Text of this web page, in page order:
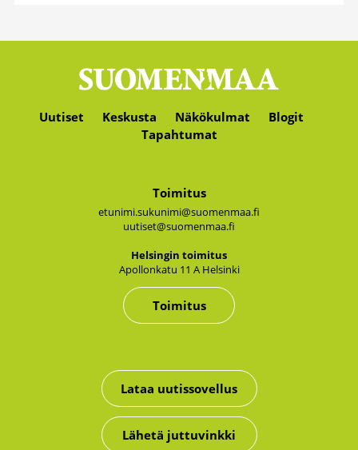
Uutiset Keskusta Näkökulmat
Blogit
Tapahtumat
Toimitus
etunimi.sukunimi@suomenmaa.fi
uutiset@suomenmaa.fi
Hel­sin­gin toi­mi­tus
Apol­lon­ka­tu 11 A Hel­sin­ki
Toimitus
Lataa uutissovellus
Lähetä juttuvinkki